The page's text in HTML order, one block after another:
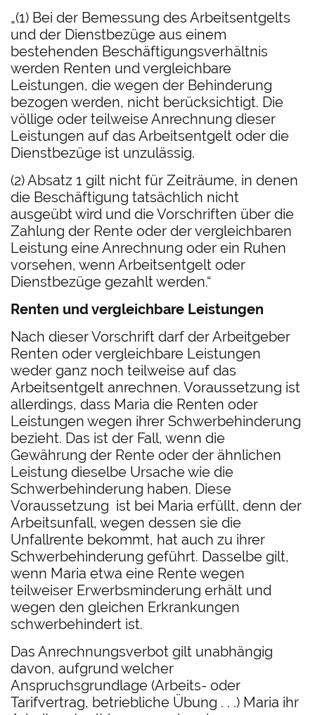
„(1) Bei der Bemessung des Arbeitsentgelts
und der Dienstbezüge aus einem
bestehenden Beschäftigungsverhältnis
werden Renten und vergleichbare
Leistungen, die wegen der Behinderung
bezogen werden, nicht berücksichtigt. Die
völlige oder teilweise Anrechnung dieser
Leistungen auf das Arbeitsentgelt oder die
Dienstbezüge ist unzulässig.
(2) Absatz 1 gilt nicht für Zeiträume, in denen
die Beschäftigung tatsächlich nicht
ausgeübt wird und die Vorschriften über die
Zahlung der Rente oder der vergleichbaren
Leistung eine Anrechnung oder ein Ruhen
vorsehen, wenn Arbeitsentgelt oder
Dienstbezüge gezahlt werden.“
Renten und vergleichbare Leistungen
Nach dieser Vorschrift darf der Arbeitgeber
Renten oder vergleichbare Leistungen
weder ganz noch teilweise auf das
Arbeitsentgelt anrechnen. Voraussetzung ist
allerdings, dass Maria die Renten oder
Leistungen wegen ihrer Schwerbehinderung
bezieht. Das ist der Fall, wenn die
Gewährung der Rente oder der ähnlichen
Leistung dieselbe Ursache wie die
Schwerbehinderung haben. Diese
Voraussetzung ist bei Maria erfüllt, denn der
Arbeitsunfall, wegen dessen sie die
Unfallrente bekommt, hat auch zu ihrer
Schwerbehinderung geführt. Dasselbe gilt,
wenn Maria etwa eine Rente wegen
teilweiser Erwerbsminderung erhält und
wegen den gleichen Erkrankungen
schwerbehindert ist.
Das Anrechnungsverbot gilt unabhängig
davon, aufgrund welcher
Anspruchsgrundlage (Arbeits- oder
Tarifvertrag, betriebliche Übung . . .) Maria ihr